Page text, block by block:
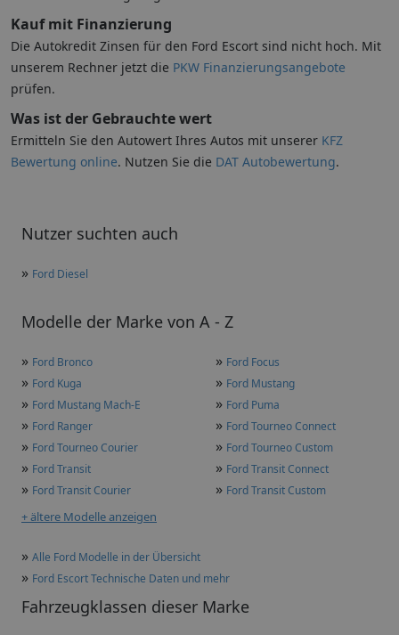
Nutzer suchten auch
» Ford Diesel
Modelle der Marke von A - Z
» Ford Bronco » Ford Focus
» Ford Kuga » Ford Mustang
» Ford Mustang Mach-E » Ford Puma
» Ford Ranger » Ford Tourneo Connect
» Ford Tourneo Courier » Ford Tourneo Custom
» Ford Transit » Ford Transit Connect
» Ford Transit Courier » Ford Transit Custom
+ ältere Modelle anzeigen
» Alle Ford Modelle in der Übersicht
» Ford Escort Technische Daten und mehr
Fahrzeugklassen dieser Marke
Kauf mit Finanzierung
Die Autokredit Zinsen für den Ford Escort sind nicht hoch. Mit
unserem Rechner jetzt die PKW Finanzierungsangebote
prüfen.
Was ist der Gebrauchte wert
Ermitteln Sie den Autowert Ihres Autos mit unserer KFZ
Bewertung online. Nutzen Sie die DAT Autobewertung.